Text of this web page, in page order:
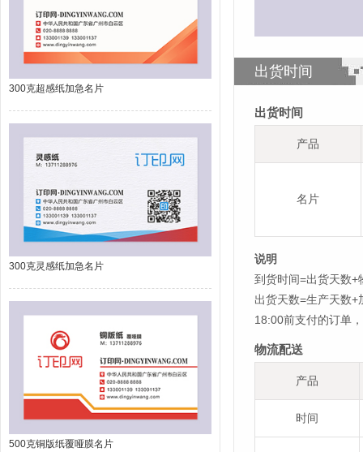
300克超感纸加急名片
300克灵感纸加急名片
500克铜版纸覆哑膜名片
出货时间
出货时间
产品
名片
说明
到货时间=出货天数+
出货天数=生产天数
18:00前支付的订单
物流配送
产品
时间